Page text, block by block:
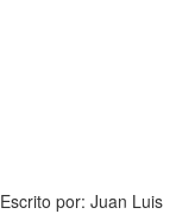
Escrito por: Juan Luis